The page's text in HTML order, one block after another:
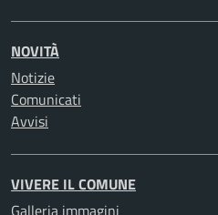
NOVITÀ
Notizie
Comunicati
Avvisi
VIVERE IL COMUNE
Galleria immagini